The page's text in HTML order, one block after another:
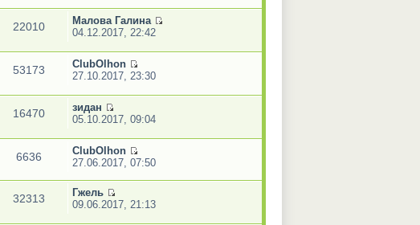
22010
Малова Галина
04.12.2017, 22:42
53173
ClubOlhon
27.10.2017, 23:30
16470
зидан
05.10.2017, 09:04
6636
ClubOlhon
27.06.2017, 07:50
32313
Гжель
09.06.2017, 21:13